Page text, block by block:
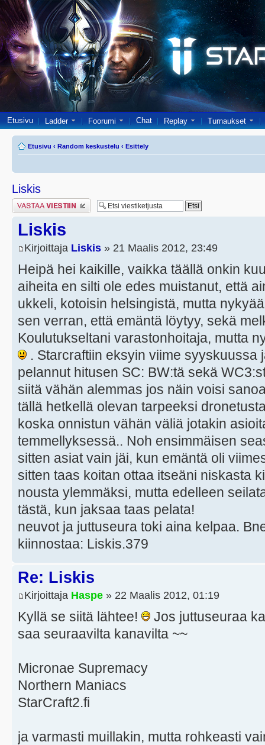
Etusivu Ladder Foorumi Chat Replay Turnaukset
Etusivu ‹ Random keskustelu ‹ Esittely
Liskis
Lähetä vastaus
Liskis
Kirjoittaja Liskis » 21 Maalis 2012, 23:49
Heipä hei kaikille, vaikka täällä onkin
aiheita en silti ole edes muistanut, että
ukkeli, kotoisin helsingistä, mutta
sen verran, että emäntä löytyy, sekä
Koulutukseltani varastonhoitaja, mutta
. Starcraftiin eksyin viime syyskuussa
pelannut hitusen SC: BW:tä sekä
siitä vähän alemmas jos näin voisi
tällä hetkellä olevan tarpeeksi
koska onnistun vähän väliä jotakin
temmellyksessä.. Noh ensimmäisen
sitten asiat vain jäi, kun emäntä oli
sitten taas koitan ottaa itseäni niskasta
nousta ylemmäksi, mutta edelleen
tästä, kun jaksaa taas pelata!
neuvot ja juttuseura toki aina kelpaa.
kiinnostaa: Liskis.379
Re: Liskis
Kirjoittaja Haspe » 22 Maalis 2012, 01:19
Kyllä se siitä lähtee!
Jos juttuseuraa
saa seuraavilta kanavilta ~~
Micronae Supremacy
Northern Maniacs
StarCraft2.fi
ja varmasti muillakin, mutta rohkeasti